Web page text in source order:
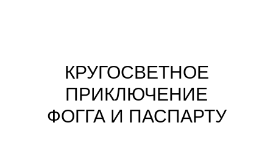
КРУГОСВЕТНОЕ
ПРИКЛЮЧЕНИЕ
ФОГГА И ПАСПАРТУ